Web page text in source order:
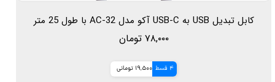
کابل تبدیل USB به USB-C آکو مدل AC-32 با طول 25 متر
۷۸,۰۰۰ تومان
4 قسط 19,500 تومانی